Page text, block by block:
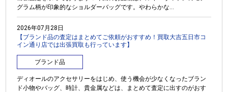
グラム柄が印象的なショルダーバッグです。やわらかな...
2026年07月28日
【ブランド品の査定はまとめてご依頼がおすすめ！買取大吉五日市コ
イン通り店では出張買取も行っています】
ブランド品
ディオールのアクセサリーをはじめ、使う機会が少なくなったブラン
ド小物やバッグ、時計、貴金属などは、まとめて査定に出すのがおす